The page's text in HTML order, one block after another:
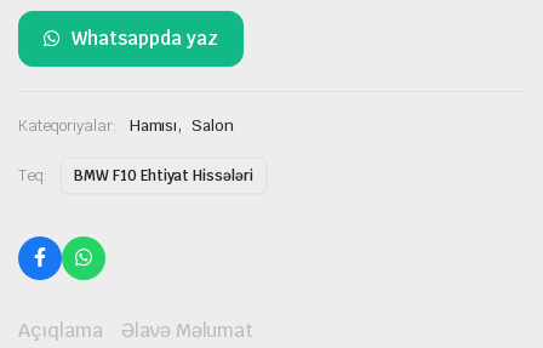
Whatsappda yaz
Kateqoriyalar: Hamısı, Salon
Teq: BMW F10 Ehtiyat Hissələri
Açıqlama Əlavə Məlumat